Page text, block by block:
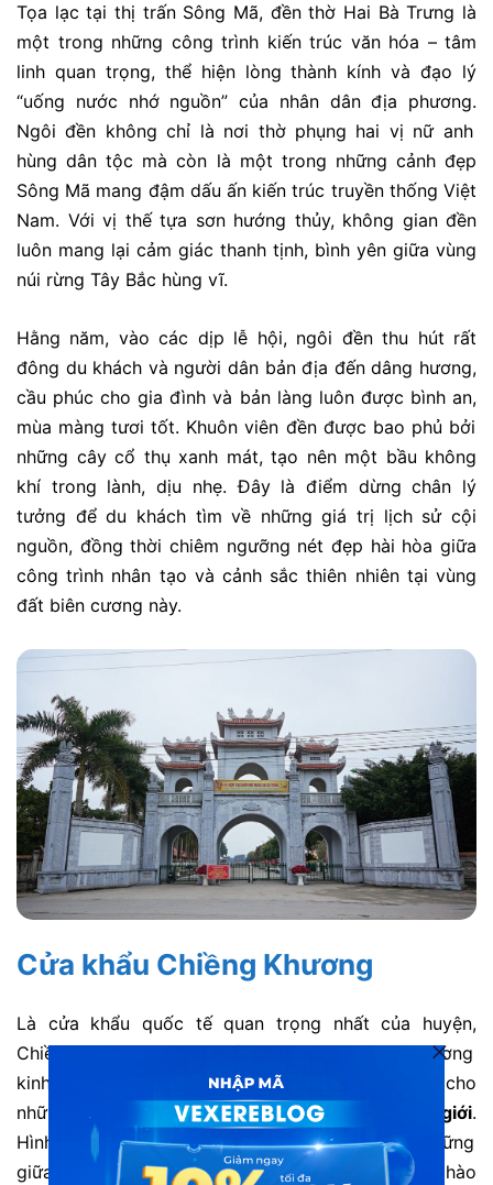
Tọa lạc tại thị trấn Sông Mã, đền thờ Hai Bà Trưng là
một trong những công trình kiến trúc văn hóa – tâm
linh quan trọng,thể hiện lòng thành kính và đạo lý
“uống nước nhớ nguồn” của nhân dân địa phương.
Ngôi đền không chỉ là nơi thờ phụng hai vị nữ anh
hùng dân tộc mà còn là một trong những cảnh đẹp
Sông Mã mang đậm dấu ấn kiến trúc truyền thống Việt
Nam. Với vị thế tựa sơn hướng thủy,không gian đền
luôn mang lại cảm giác thanh tịnh, bình yên giữa vùng
núi rừng Tây Bắc hùng vĩ.
Hằng năm, vào các dịp lễ hội,ngôi đền thu hút rất
đông du khách và người dân bản địa đếndâng hương,
cầu phúc cho gia đình và bản làng luôn được bình an,
mùa màng tươi tốt. Khuôn viên đền được bao phủ bởi
những cây cổ thụ xanh mát,tạo nên một bầu không
khí trong lành, dịu nhẹ. Đây là điểm dừng chân lý
tưởng để du khách tìm về những giá trị lịch sử cội
nguồn, đồng thời chiêm ngưỡng nét đẹp hài hòa giữa
công trình nhân tạo và cảnh sắc thiên nhiên tại vùng
đất biên cương này.
Cửa khẩu Chiềng Khương
Là cửa khẩu quốc tế quan trọng nhất của huyện,
Chiềng Khương không chỉ đóng vai trò giao thương
kinh tế mà còn là điểm check-in không thể bỏ qua cho
những tâm hồn yêu thích khám phá
vùng biên giới.
Hình ảnh cột mốc chủ quyền thiêng liêng sừng sững
giữa núi rừng Tây Bắc luôn mang lại cảm xúc tự hào